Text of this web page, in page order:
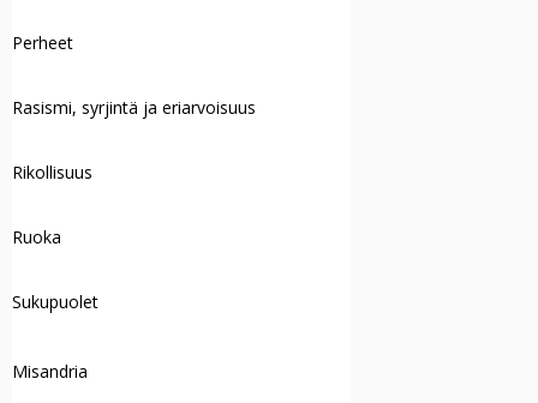
Perheet
Rasismi, syrjintä ja eriarvoisuus
Rikollisuus
Ruoka
Sukupuolet
Misandria